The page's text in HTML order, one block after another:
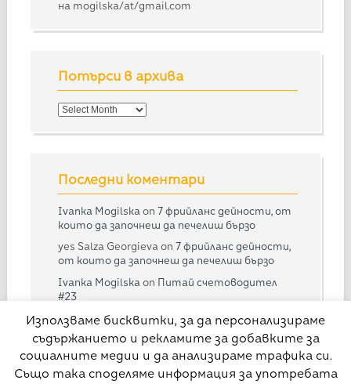
на mogilska/at/gmail.com
Потърси в архива
Потърси
Последни коментари
Ivanka Mogilska on7 фрийланс дейности, от
които да започнеш да печелиш бързо
yes Salza Georgievaon7 фрийланс дейности,
от които да започнеш да печелиш бързо
Ivanka Mogilska on Питай счетоводител
#23
ДаринаonПитай счетоводител #23
Ivanka Mogilska onПитай счетоводител
#28
Използваме бисквитки, за да персонализираме
съдържанието и рекламите за добавките за
социалните медии и да анализираме трафика си.
Също така споделяме информация за употребата